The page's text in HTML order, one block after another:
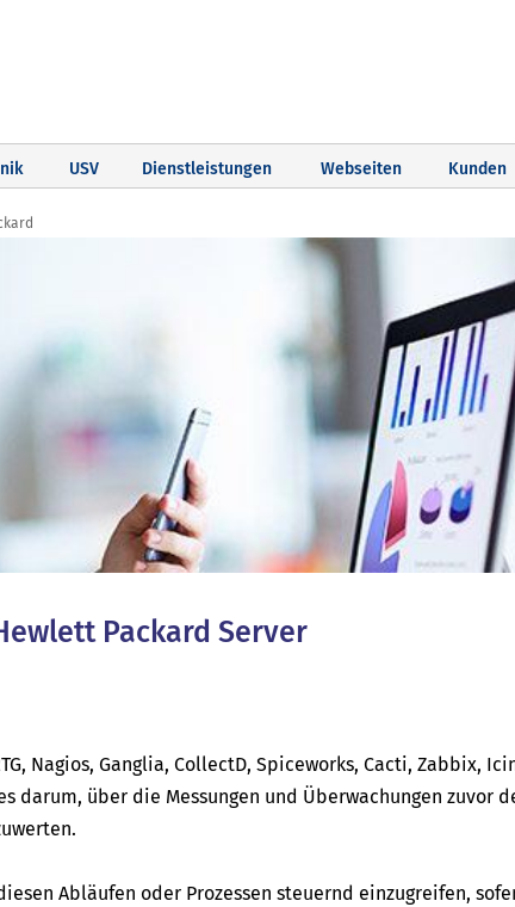
USV Dienstleistungen Webseiten Kunden
Packard Server
Nagios, Ganglia, CollectD, Spiceworks, Cacti, Zabbix,
darum, über die Messungen und Überwachungen zuvor
Abläufen oder Prozessen steuernd einzugreifen,